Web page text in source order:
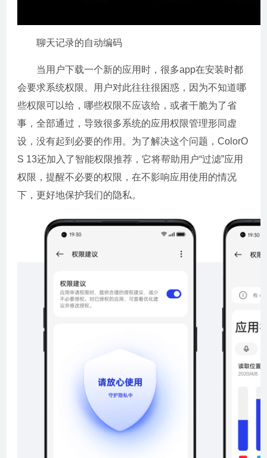
聊天记录的自动编码
当用户下载一个新的应用时，很多app在安装时都
会要求系统权限。用户对此往往很困惑，因为不知道哪
些权限可以给，哪些权限不应该给，或者干脆为了省
事，全部通过，导致很多系统的应用权限管理形同虚
设，没有起到必要的作用。为了解决这个问题，ColorO
S 13还加入了智能权限推荐，它将帮助用户“过滤”应用
权限，提醒不必要的权限，在不影响应用使用的情况
下，更好地保护我们的隐私。